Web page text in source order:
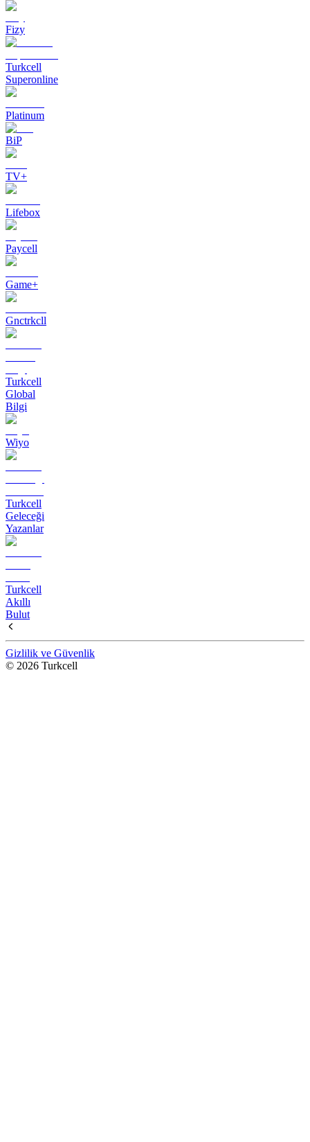
Fizy
Turkcell
Superonline
Platinum
BiP
TV+
Lifebox
Paycell
Game+
Gnctrkcll
Turkcell
Global
Bilgi
Wiyo
Turkcell
Geleceği
Yazanlar
Turkcell
Akıllı
Bulut
Gizlilik ve Güvenlik
© 2026 Turkcell